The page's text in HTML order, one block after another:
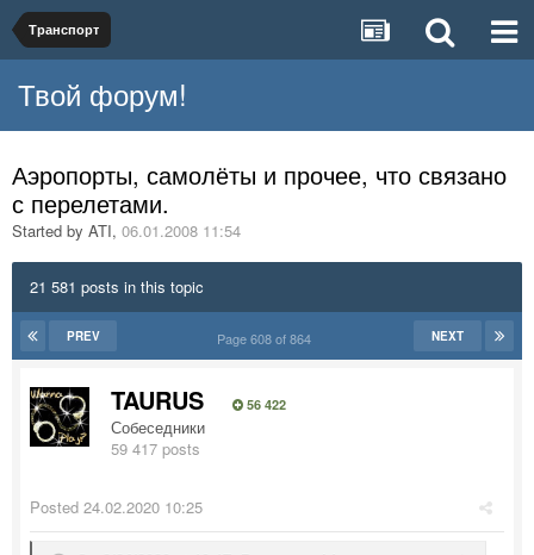
Транспорт
Твой форум!
Аэропорты, самолёты и прочее, что связано
с перелетами.
Started by ATI, 06.01.2008 11:54
21 581 posts in this topic
PREV NEXT
Page 608 of 864
TAURUS 56 422
Собеседники
59 417 posts
Posted 24.02.2020 10:25